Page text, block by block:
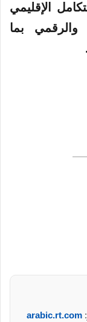
الإقليمي
والرقمي بما
arabic.rt.com